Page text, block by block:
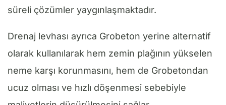
süreli çözümler yaygınlaşmaktadır.
Drenaj levhası ayrıca Grobeton yerine alternatif
olarak kullanılarak hem zemin plağının yükselen
neme karşı korunmasını, hem de Grobetondan
ucuz olması ve hızlı döşenmesi sebebiyle